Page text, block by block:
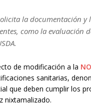
la documentación y
como la evaluación
de modificación a la
sanitarias,
que deben cumplir los
nixtamalizado.